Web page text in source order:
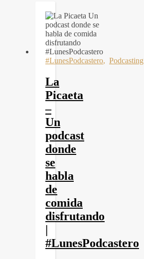
#LunesPodcastero, Podcasting
La
Picaeta
–
Un
podcast
donde
se
habla
de
comida
disfrutando
|
#LunesPodcastero